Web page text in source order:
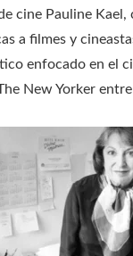
cine Pauline Kael,
a filmes y
enfocado en el
New Yorker